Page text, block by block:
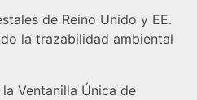
de Reino Unido y EE.
la trazabilidad ambiental
Ventanilla Única de